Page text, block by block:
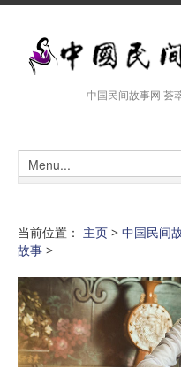
中国民间故事网
当前位置： 主页 > 中国民间
故事 >